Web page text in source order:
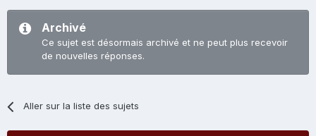
Archivé
Ce sujet est désormais archivé et ne peut plus recevoir
de nouvelles réponses.
Aller sur la liste des sujets